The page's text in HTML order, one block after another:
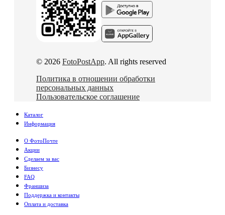
© 2026 FotoPostApp. All rights reserved
Политика в отношении обработки
персональных данных
Пользовательское соглашение
Каталог
Информация
О ФотоПочте
Акции
Сделаем за вас
Бизнесу
FAQ
Франшиза
Поддержка и контакты
Оплата и доставка